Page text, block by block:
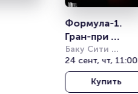
Формула-1.
Гран-при
Азербайджана
2026. 24 - 26
Сентября
Баку Сити
СирСуит (Baku
City Circuit)
24 сент, чт, 11:00
Купить